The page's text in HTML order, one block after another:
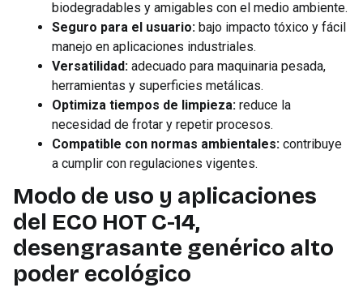
biodegradables y amigables con el medio ambiente.
Seguro para el usuario: bajo impacto tóxico y fácil
manejo en aplicaciones industriales.
Versatilidad: adecuado para maquinaria pesada,
herramientas y superficies metálicas.
Optimiza tiempos de limpieza: reduce la
necesidad de frotar y repetir procesos.
Compatible con normas ambientales: contribuye
a cumplir con regulaciones vigentes.
Modo de uso y aplicaciones
del ECO HOT C-14,
desengrasante genérico alto
poder ecológico